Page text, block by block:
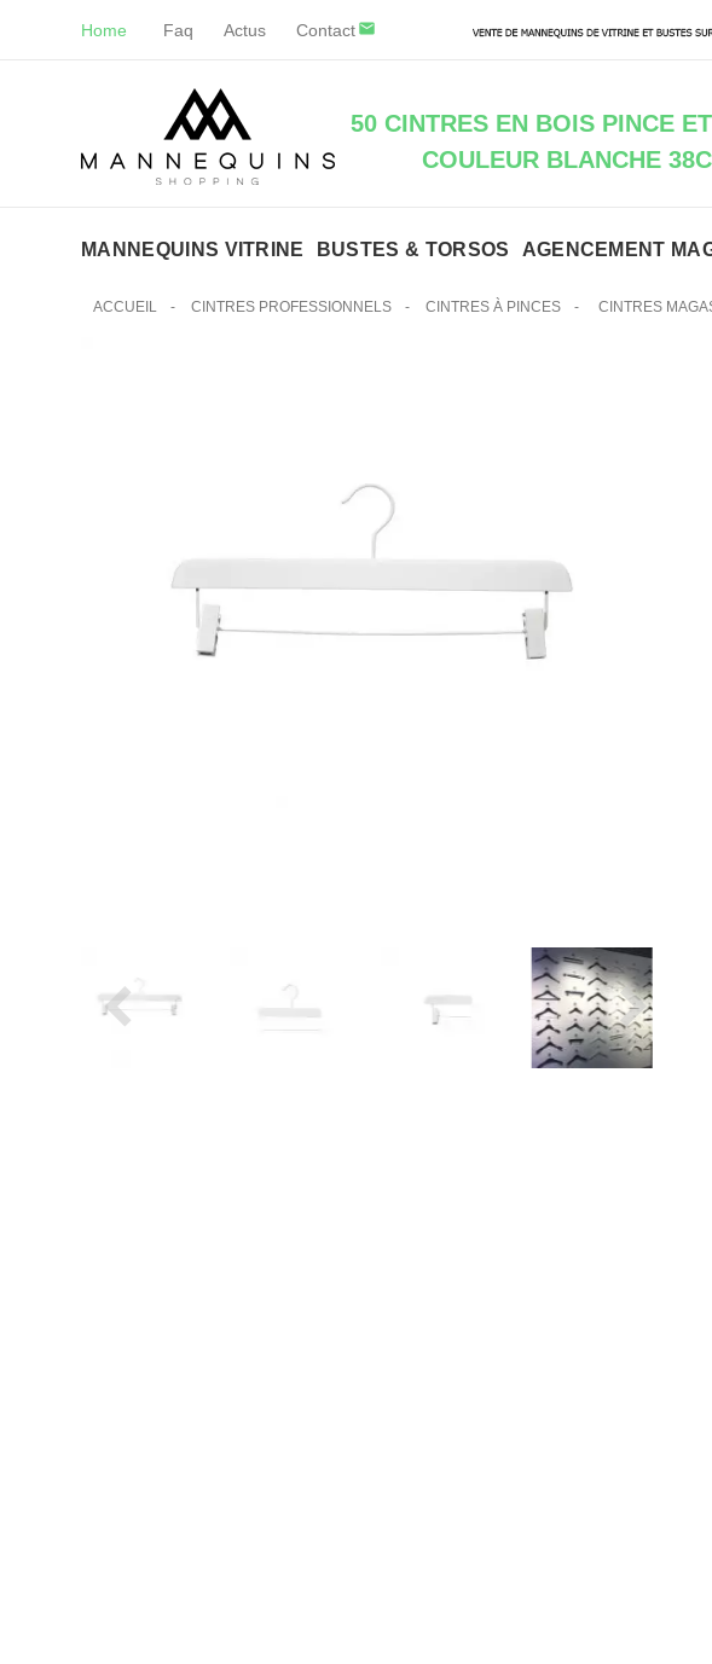
Home Faq Actus Contact
50 CINTRES EN BOIS PINCE
COULEUR BLANCHE
MANNEQUINS VITRINE BUSTES & TORSOS AGENCEMENT
ACCUEIL - CINTRES PROFESSIONNELS - CINTRES À PINCES - CINTRES